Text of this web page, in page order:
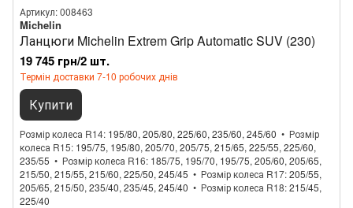
Артикул: 008463
Michelin
Ланцюги Michelin Extrem Grip Automatic SUV (230)
19 745 грн/2 шт.
Термін доставки 7-10 робочих днів
Купити
Розмір колеса R14 195/80, 205/80, 225/60, 235/60, 245/60
Розмір
колеса R15 195/75, 195/80, 205/70, 205/75, 215/65, 225/55, 225/60,
235/55
Розмір колеса R16 185/75, 195/70, 195/75, 205/60, 205/65,
215/50, 215/55, 215/60, 225/50, 245/45
Розмір колеса R17 205/55,
205/65, 215/50, 235/40, 235/45, 245/40
Розмір колеса R18 215/45,
225/40